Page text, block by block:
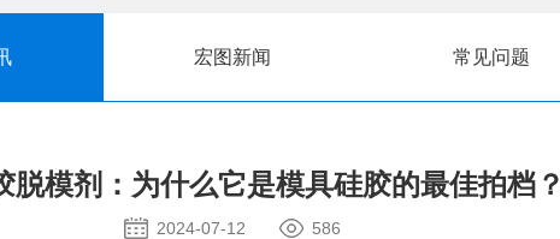
宏图新闻 常见问题
脱模剂：为什么它是模具硅胶的最佳拍档？
2024-07-12 586